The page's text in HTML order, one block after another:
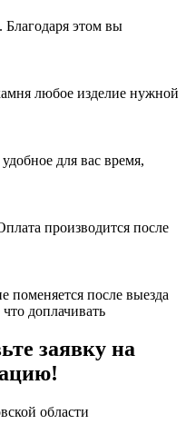
этом вы
любое изделие нужной
для вас время,
производится после
поменяется после выезда
доплачивать
заявку на
области